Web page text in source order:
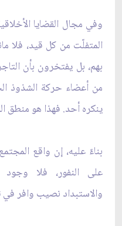
وفي مجال القضايا
المتفلّت من كل قيد، فلا
بهم، بل يفتخرون بأن
من أعضاء حركة الشذوذ
ينكره أحد. فهذا هو منطق
بناءً عليه، إن واقع
على النفور، فلا وجود
والاستبداد نصيب وافر في